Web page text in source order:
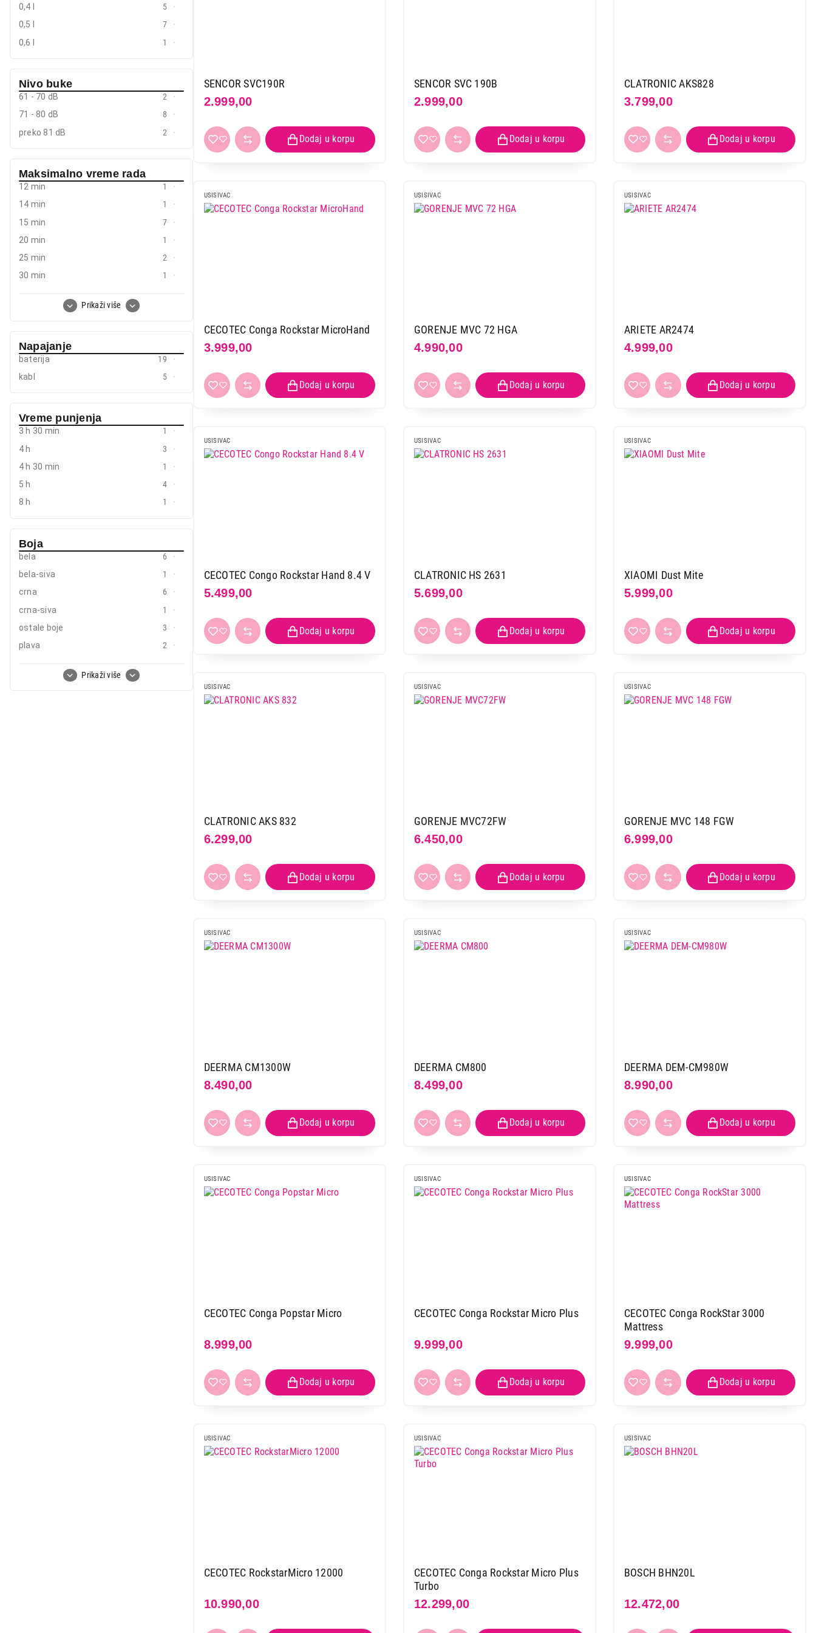
0,4 l
5
0,5 l
7
0,6 l
1
Nivo buke
61 - 70 dB
2
71 - 80 dB
8
preko 81 dB
2
Maksimalno vreme rada
Prikaži više
12 min
1
14 min
1
15 min
7
20 min
1
25 min
2
30 min
1
40 min
3
Napajanje
baterija
19
kabl
5
Vreme punjenja
3 h 30 min
1
4 h
3
4 h 30 min
1
5 h
4
8 h
1
Boja
Prikaži više
bela
6
bela-siva
1
crna
6
crna-siva
1
ostale boje
3
plava
2
siva
8
SENCOR SVC190R
2.999,00
SENCOR SVC 190B
2.999,00
CLATRONIC AKS828
3.799,00
USISIVAC
CECOTEC Conga Rockstar MicroHand
3.999,00
USISIVAC
GORENJE MVC 72 HGA
4.990,00
USISIVAC
ARIETE AR2474
4.999,00
USISIVAC
CECOTEC Congo Rockstar Hand 8.4 V
5.499,00
USISIVAC
CLATRONIC HS 2631
5.699,00
USISIVAC
XIAOMI Dust Mite
5.999,00
USISIVAC
CLATRONIC AKS 832
6.299,00
USISIVAC
GORENJE MVC72FW
6.450,00
USISIVAC
GORENJE MVC 148 FGW
6.999,00
USISIVAC
DEERMA CM1300W
8.490,00
USISIVAC
DEERMA CM800
8.499,00
USISIVAC
DEERMA DEM-CM980W
8.990,00
USISIVAC
CECOTEC Conga Popstar Micro
8.999,00
USISIVAC
CECOTEC Conga Rockstar Micro Plus
9.999,00
USISIVAC
CECOTEC Conga RockStar 3000
Mattress
9.999,00
USISIVAC
CECOTEC RockstarMicro 12000
10.990,00
USISIVAC
CECOTEC Conga Rockstar Micro Plus
Turbo
12.299,00
USISIVAC
BOSCH BHN20L
12.472,00
2.499,00
LINEA LVCP-0620
Proizvod je dodat u korpu.
Ukupno u korpi:0,00
Nastavi kupovinu